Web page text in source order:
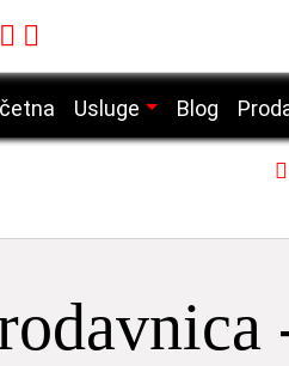
Usluge
Servis mobilnih telefona
Servis desktop računara
Servis laserskih štampača
Blog